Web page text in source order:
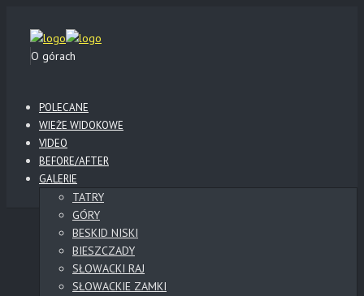
O górach
POLECANE
WIEŻE WIDOKOWE
VIDEO
BEFORE/AFTER
GALERIE
TATRY
GÓRY
BESKID NISKI
BIESZCZADY
SŁOWACKI RAJ
SŁOWACKIE ZAMKI